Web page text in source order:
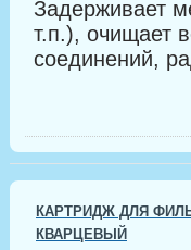
Задерживает
т.п.), очищает
соединений,
КАРТРИДЖ ДЛЯ
КВАРЦЕВЫЙ